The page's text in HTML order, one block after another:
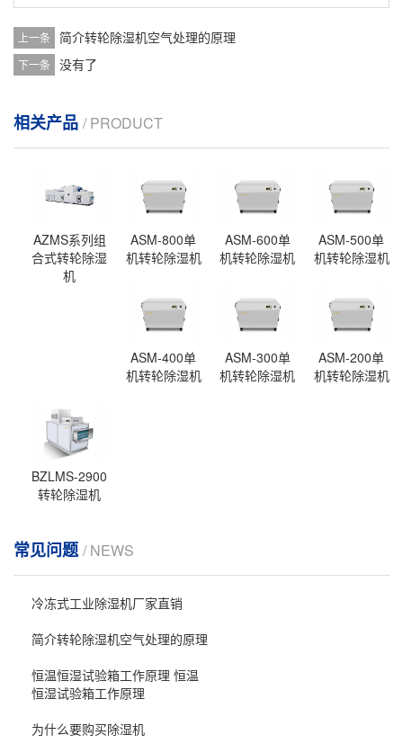
上一条 简介转轮除湿机空气处理的原理
下一条 没有了
相关产品 / PRODUCT
AZMS系列组
合式转轮除湿
机
ASM-800单
机转轮除湿机
ASM-600单
机转轮除湿机
ASM-500单
机转轮除湿机
ASM-400单
机转轮除湿机
ASM-300单
机转轮除湿机
ASM-200单
机转轮除湿机
BZLMS-2900
转轮除湿机
常见问题/ NEWS
冷冻式工业除湿机厂家直销
简介转轮除湿机空气处理的原理
恒温恒湿试验箱工作原理 恒温
恒湿试验箱工作原理
为什么要购买除湿机